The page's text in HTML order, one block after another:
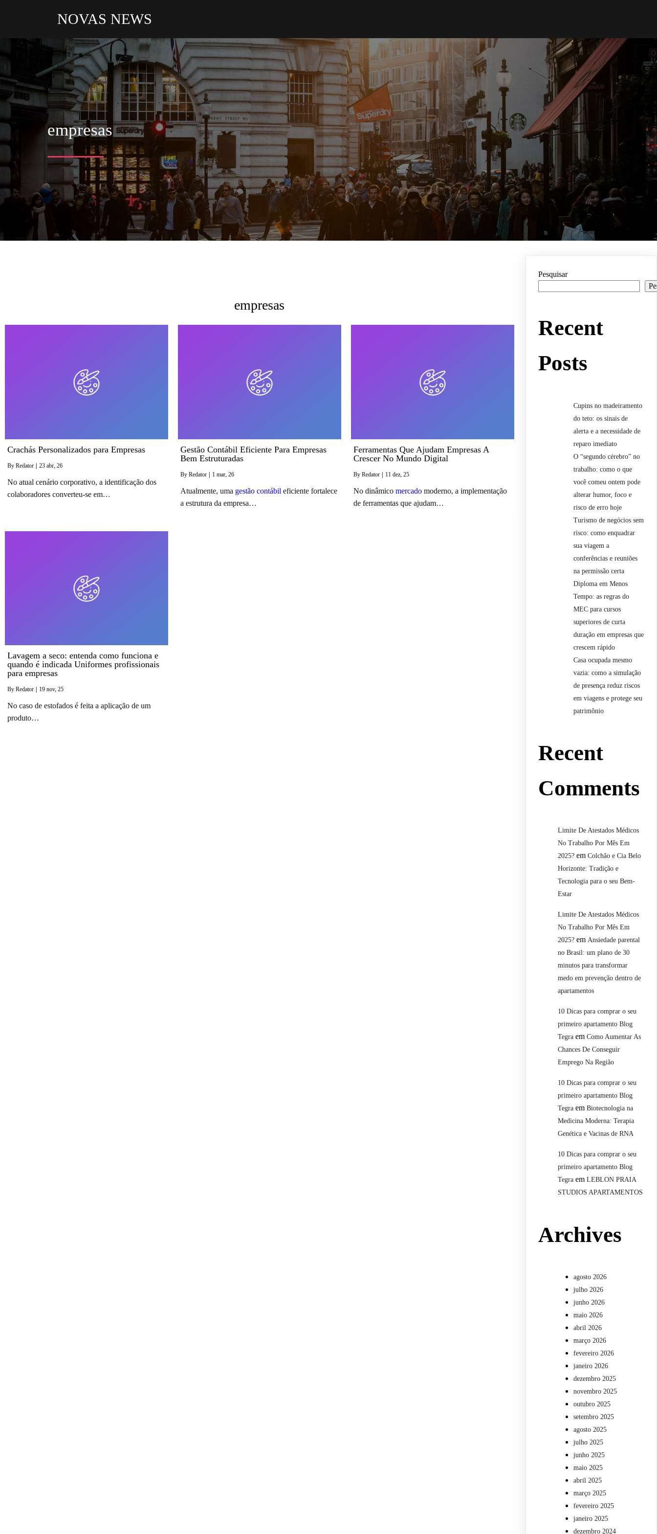
NOVAS NEWS
empresas
empresas
Crachás Personalizados para Empresas
By Redator | 23 abr, 26
No atual cenário corporativo, a identificação dos
colaboradores converteu-se em…
Gestão Contábil Eficiente Para Empresas
Bem Estruturadas
By Redator | 1 mar, 26
Atualmente, uma gestão contábil eficiente fortalece
a estrutura da empresa…
Ferramentas Que Ajudam Empresas A
Crescer No Mundo Digital
By Redator | 11 dez, 25
No dinâmico mercadomoderno, a implementação
de ferramentas que ajudam…
Lavagem a seco: entenda como funciona e
quando é indicada Uniformes profissionais
para empresas
By Redator 19 nov, 25
No caso de estofados é feita a aplicação de um
produto…
Pesquisar
Recent
Posts
Cupins no madeiramento
do teto: os sinais de
alerta e a necessidade de
reparo imediato
O “segundo cérebro” no
trabalho: como o que
você comeu ontem pode
alterar humor, foco e
risco de erro hoje
Turismo de negócios sem
risco: como enquadrar
sua viagem a
conferências e reuniões
na permissão certa
Diploma em Menos
Tempo: as regras do
MEC para cursos
superiores de curta
duração em empresas que
crescem rápido
Casa ocupada mesmo
vazia: como a simulação
de presença reduz riscos
em viagens e protege seu
patrimônio
Recent
Comments
Limite De Atestados Médicos
No Trabalho Por Mês Em
2025? emColchão e Cia Belo
Horizonte: Tradição e
Tecnologia para o seu Bem-
Estar
Limite De Atestados Médicos
No Trabalho Por Mês Em
2025? em Ansiedade parental
no Brasil: um plano de 30
minutos para transformar
medo em prevenção dentro de
apartamentos
10 Dicas para comprar o seu
primeiro apartamento Blog
Tegra emComo Aumentar As
Chances De Conseguir
Emprego Na Região
10 Dicas para comprar o seu
primeiro apartamento Blog
Tegra emBiotecnologia na
Medicina Moderna: Terapia
Genética e Vacinas de RNA
10 Dicas para comprar o seu
primeiro apartamento Blog
Tegra emLEBLON PRAIA
STUDIOS APARTAMENTOS
Archives
agosto 2026
julho 2026
junho 2026
maio 2026
abril 2026
março 2026
fevereiro 2026
janeiro 2026
dezembro 2025
novembro 2025
outubro 2025
setembro 2025
agosto 2025
julho 2025
junho 2025
maio 2025
abril 2025
março 2025
fevereiro 2025
janeiro 2025
dezembro 2024